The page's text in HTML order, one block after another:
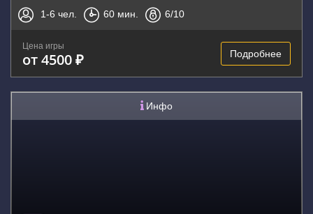
1-6 чел. 60 мин. 6/10
Цена игры
от 4500 ₽ Подробнее
Инфо